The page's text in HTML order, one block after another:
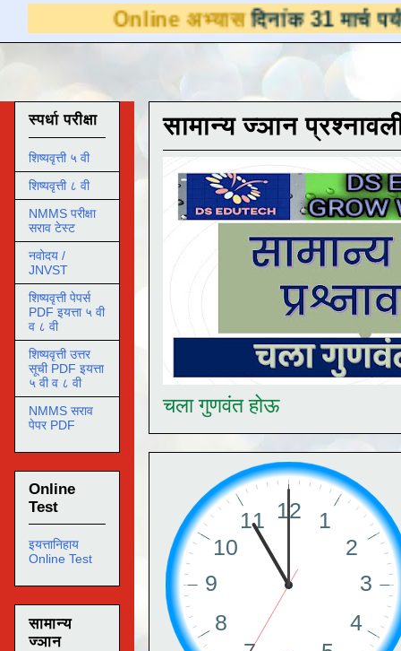
Online अभ्यासदिनांक 31 मार्च पर्यंत
सामान्य ज्ञान
चला गुणवंत होऊ
स्पर्धा परीक्षा
शिष्यवृत्ती ५ वी
शिष्यवृत्ती ८ वी
NMMS परीक्षा
सराव टेस्ट
नवोदय /
JNVST
शिष्यवृत्ती पेपर्स
PDF इयत्ता ५ वी
व ८ वी
शिष्यवृत्ती उत्तर
सूची PDF इयत्ता
५ वी व ८ वी
NMMS सराव
पेपर PDF
Online
Test
इयत्तानिहाय
Online Test
सामान्य
ज्ञान